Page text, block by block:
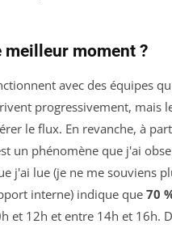
moment ?
avec des équipes
progressivement, mais
le flux. En revanche, à
un phénomène que j'ai
j'ai lue (je ne me souviens
interne) indique que 70
et 12h et entre 14h et 16h.